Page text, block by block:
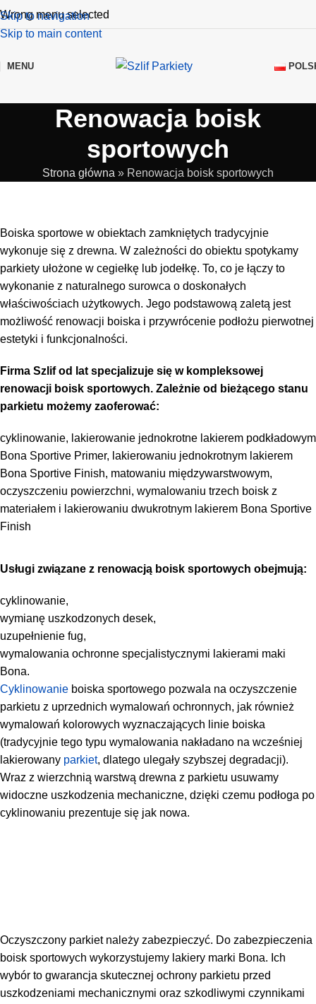
Skip to navigation
Skip to main content
Wrong menu selected
MENU
Renowacja boisk
sportowych
Strona główna » Renowacja boisk sportowych
Boiska sportowe w obiektach zamkniętych tradycyjnie
wykonuje się z drewna. W zależności do obiektu spotykamy
parkiety ułożone w cegiełkę lub jodełkę. To, co je łączy to
wykonanie z naturalnego surowca o doskonałych
właściwościach użytkowych. Jego podstawową zaletą jest
możliwość renowacji boiska i przywrócenie podłożu pierwotnej
estetyki i funkcjonalności.
Firma Szlif od lat specjalizuje się w kompleksowej
renowacji boisk sportowych. Zależnie od bieżącego stanu
parkietu możemy zaoferować:
cyklinowanie, lakierowanie jednokrotne lakierem podkładowym
Bona Sportive Primer, lakierowaniu jednokrotnym lakierem
Bona Sportive Finish, matowaniu międzywarstwowym,
oczyszczeniu powierzchni, wymalowaniu trzech boisk z
materiałem i lakierowaniu dwukrotnym lakierem Bona Sportive
Finish
Usługi związane z renowacją boisk sportowych obejmują:
cyklinowanie,
wymianę uszkodzonych desek,
uzupełnienie fug,
wymalowania ochronne specjalistycznymi lakierami maki
Bona.
Cyklinowanie boiska sportowego pozwala na oczyszczenie
parkietu z uprzednich wymalowań ochronnych, jak również
wymalowań kolorowych wyznaczających linie boiska
(tradycyjnie tego typu wymalowania nakładano na wcześniej
lakierowany parkiet, dlatego ulegały szybszej degradacji).
Wraz z wierzchnią warstwą drewna z parkietu usuwamy
widoczne uszkodzenia mechaniczne, dzięki czemu podłoga po
cyklinowaniu prezentuje się jak nowa.
Oczyszczony parkiet należy zabezpieczyć. Do zabezpieczenia
boisk sportowych wykorzystujemy lakiery marki Bona. Ich
wybór to gwarancja skutecznej ochrony parkietu przed
uszkodzeniami mechanicznymi oraz szkodliwymi czynnikami